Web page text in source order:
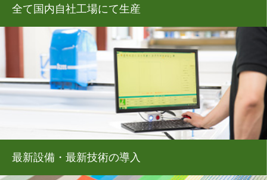
全て国内自社工場にて生産
最新設備・最新技術の導入